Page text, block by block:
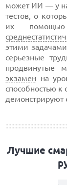
может ИИ — у
тестов, о
их
этими
серьезные
продвинутые
экзамен на
способностью
демонстрируют
Лучшие